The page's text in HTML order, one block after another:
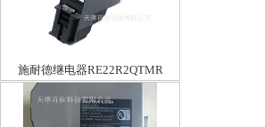
施耐德继电器RE22R2QTMR